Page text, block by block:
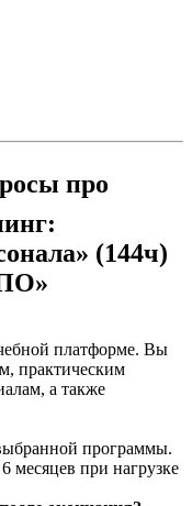
про
(144ч)
платформе. Вы
практическим
а также
программы.
месяцев при нагрузке